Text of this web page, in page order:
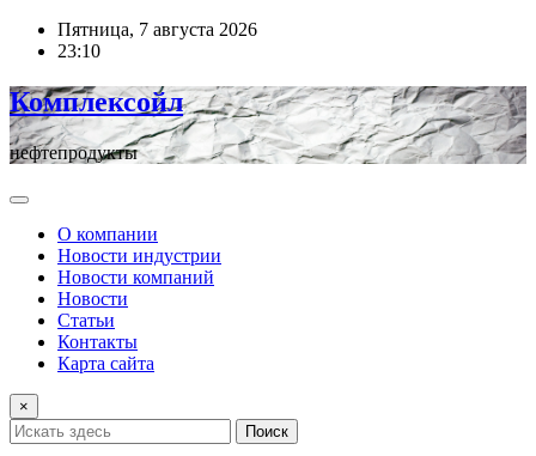
ПерейтиПятница, 7 августа 2026
23:10
Комплексойл
нефтепродукты
О компании
Новости индустрии
Новости компаний
Новости
Статьи
Контакты
Карта сайта
×
Поиск